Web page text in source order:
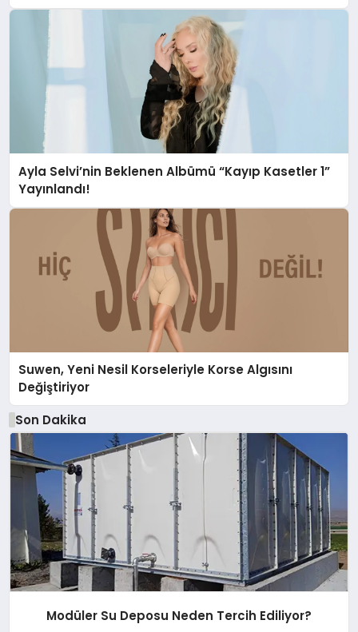
Ayla Selvi’nin Beklenen Albümü “Kayıp Kasetler 1”
Yayınlandı!
Suwen, Yeni Nesil Korseleriyle Korse Algısını
Değiştiriyor
Son Dakika
Modüler Su Deposu Neden Tercih Ediliyor?